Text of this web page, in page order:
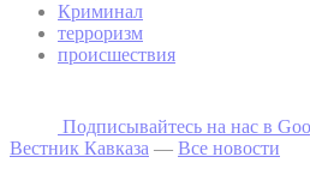
Криминал
терроризм
происшествия
Подписывайтесь на наc в
Вестник Кавказа — Все новости